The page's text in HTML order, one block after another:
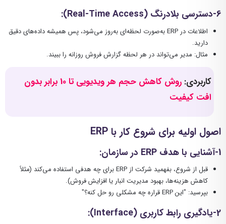
6-دسترسی بلادرنگ (Real-Time Access):
اطلاعات در ERP به‌صورت لحظه‌ای به‌روز می‌شود، پس همیشه داده‌های دقیق
دارید.
مثال: مدیر می‌تواند در هر لحظه گزارش فروش روزانه را ببیند.
کاربردی:
روش کاهش حجم هر ویدیویی تا 10 برابر بدون
افت کیفیت
اصول اولیه برای شروع کار باERP
1-آشنایی با هدف در سازمان:
قبل از شروع، بفهمید شرکت از ERP برای چه هدفی استفاده می‌کند (مثلاً
کاهش هزینه‌ها، بهبود مدیریت انبار یا افزایش فروش).
بپرسید: "این ERP قراره چه مشکلی رو حل کنه؟"
2-یادگیری رابط کاربری (Interface):